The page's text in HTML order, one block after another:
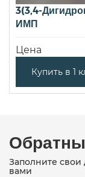
3(3,4-
ИМП
Цена
Купить в 1
Заполните свои
вами